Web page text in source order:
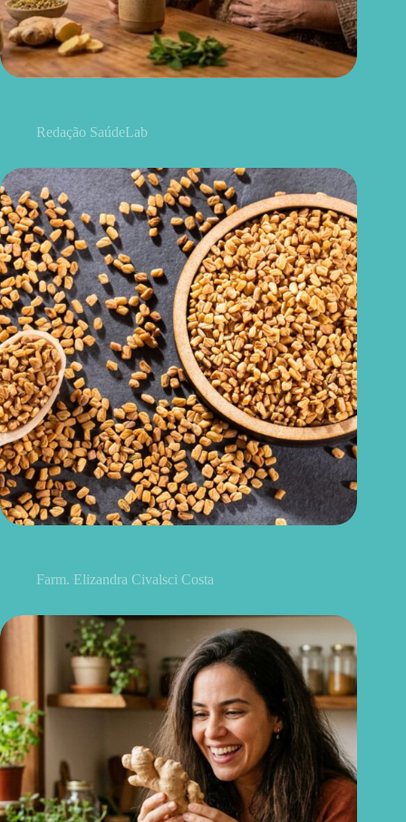
Redação SaúdeLab
Farm. Elizandra Civalsci Costa